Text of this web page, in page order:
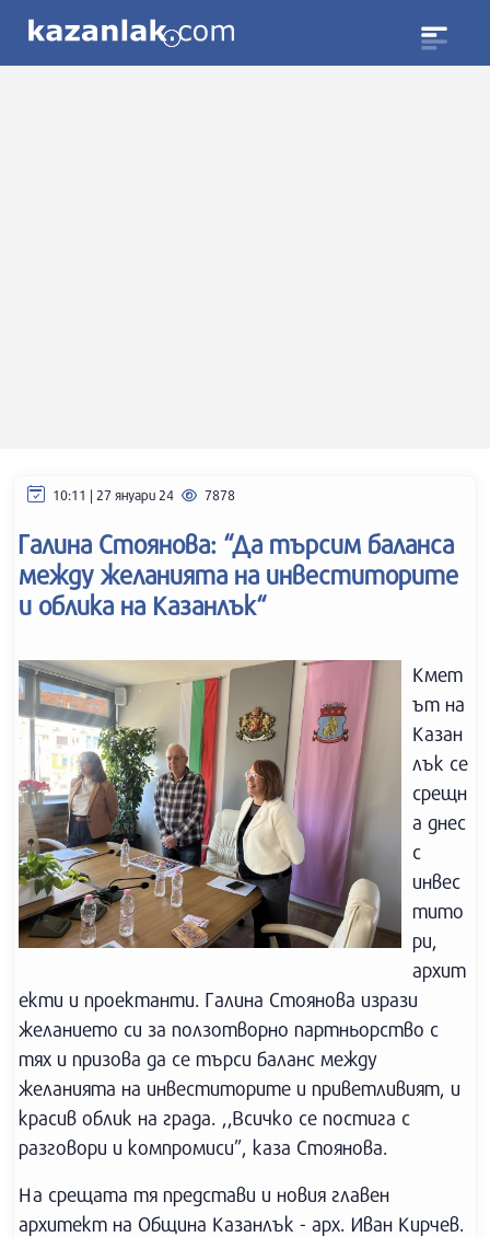
10:11 | 27 януари 24 7878
Галина Стоянова: “Да търсим баланса
между желанията на инвеститорите
и облика на Казанлък“
Кмет
ът на
Казан
лък се
срещн
а днес
с
инвес
тито
ри,
архит
екти и проектанти. Галина Стоянова изрази
желанието си за ползотворно партньорство с
тях и призова да се търси баланс между
желанията на инвеститорите и приветливият, и
красив облик на града. ,,Всичко се постига с
разговори и компромиси”, каза Стоянова.
На срещата тя представи и новия главен
архитект на Община Казанлък - арх. Иван Кирчев.